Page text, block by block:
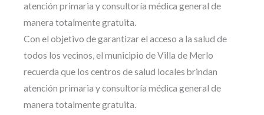
atención primaria y consultoría médica general de
manera totalmente gratuita.
Con el objetivo de garantizar el acceso a la salud de
todos los vecinos, el municipio de Villa de Merlo
recuerda que los centros de salud locales brindan
atención primaria y consultoría médica general de
manera totalmente gratuita.